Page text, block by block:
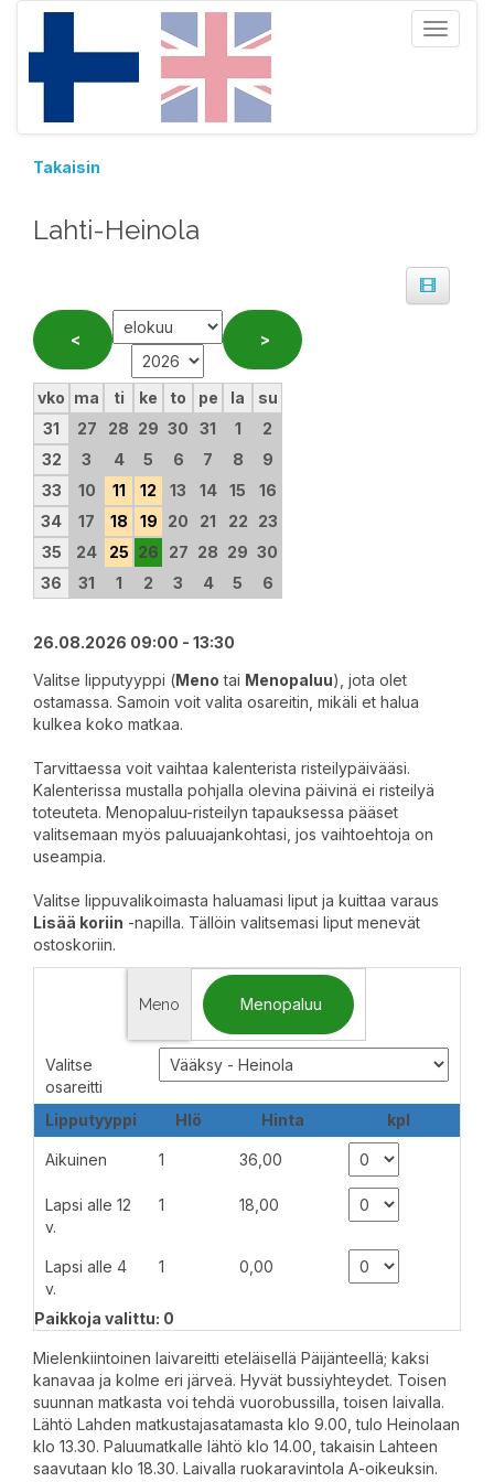
Toggle
Takaisin
Lahti-Heinola
vko ma ti ke to pe la
su
31
27 28 29 30 31 1
2
32
3 4 5 6 7 8
9
33
10 11 12 13 14 15
16
34
17 18 19 20 21 22
23
35
24 25 26 27 28 29 30
36
31 1 2 3 4 5 6
26.08.2026 09:00 - 13:30
Valitse lipputyyppi (Meno tai Menopaluu), jota olet
ostamassa. Samoin voit valita osareitin, mikäli et halua
kulkea koko matkaa.
Tarvittaessa voit vaihtaa kalenterista risteilypäivääsi.
Kalenterissa mustalla pohjalla olevina päivinä ei risteilyä
toteuteta. Menopaluu-risteilyn tapauksessa pääset
valitsemaan myös paluuajankohtasi, jos vaihtoehtoja on
useampia.
Valitse lippuvalikoimasta haluamasi liput ja kuittaa varaus
Lisää koriin -napilla. Tällöin valitsemasi liput menevät
ostoskoriin.
Meno Menopaluu
Valitse
osareitti
Lipputyyppi
Hlö Hinta kpl
Aikuinen 1 36,00
Lapsi alle 12
v.
1 18,00
Lapsi alle 4
v.
1 0,00
Paikkoja valittu: 0
Mielenkiintoinen laivareitti eteläisellä Päijänteellä; kaksi
kanavaa ja kolme eri järveä. Hyvät bussiyhteydet. Toisen
suunnan matkasta voi tehdä vuorobussilla, toisen laivalla.
Lähtö Lahden matkustajasatamasta klo 9.00, tulo Heinolaan
klo 13.30. Paluumatkalle lähtö klo 14.00, takaisin Lahteen
saavutaan klo 18.30. Laivalla ruokaravintola A-oikeuksin.